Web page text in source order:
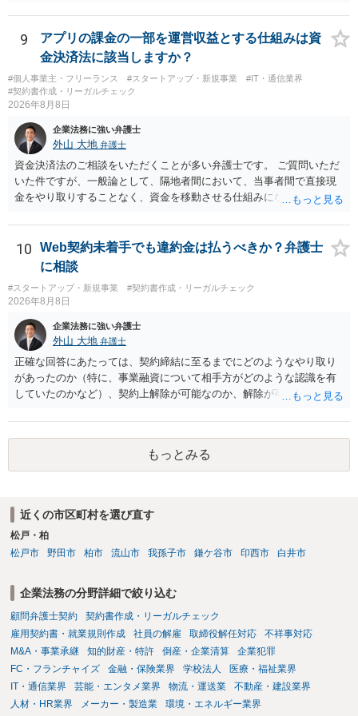
9
アプリの課金の一部を運営収益とする仕組みは資
金決済法に該当しますか？
#個人事業主・フリーランス #スタートアップ・新規事業
#IT・通信業界
#契約書作成・リーガルチェック
2026年8月8日
企業法務に強い弁護士
外山 大地 弁護士
資金決済法のご相談をいただくことが多い弁護士です。 ご質問いただ
いた件ですが、一般論として、隔地者間において、当事者間で直接現
金をやり取りすることなく、資金を移動させる仕組みになりますの
も、為替取引に該当し得る場合であっても、いわゆる収納代行とし
て、資金移動業の規制の対象外となる余地があります。 この点につい
ては、単に「利用者から資金を受け取り、寄付団体に送金する」とい
う資金の流れだけで判断することはできず、アプリの仕組みが利用者
と寄付団体をつなぐプラットフォームとしてどのように位置付けられ
るのか、利用者からの支払がどのような性質のものなのか、寄付の意
思決定や寄付のタイミングがどのように設定されているのかなど、具
体的なサービスの座組を踏まえて検討する必要があります。 そのた
め、現在検討されているアプリについて、資金移動業に該当する可能
性があるか、また、該当する場合にどのようなサービス設計にすれば
資金移動業に該当しない形（収納代行など）で運用できるかについて
は、具体的なサービスの仕組みを確認した上で、個別に弁護士へご相
談いただくことをお勧めいたします。
10
Web契約未着手でも違約金は払うべきか？弁護士
に相談
#スタートアップ・新規事業 #契約書作成・リーガルチェック
2026年8月8日
企業法務に強い弁護士
外山 大地 弁護士
正確な回答にあたっては、契約締結に至るまでにどのようなやり取り
があったのか（特に、事業融資について相手方がどのような認識を有
していたのかなど）、契約上解除が可能なのか、解除が可能であると
的な経緯を踏まえて精査する必要がございます。 そのため、事情をお
伺いした上での検討が必要となりますので、個別に弁護士へのご相談
をご検討いただければと存じます。もっとみる
近くの市区町村を選び直す
松戸・柏
松戸市
野田市 柏市 流山市 我孫子市 鎌ケ谷市 印西市 白井市
企業法務の分野詳細で絞り込む
顧問弁護士契約
契約書作成・リーガルチェック
雇用契約書・就業規則作成
社員の解雇 取締役解任対応
不祥事対応
M&A・事業承継
知的財産・特許 倒産・企業清算
企業犯罪
FC・フランチャイズ
金融・保険業界 学校法人
医療・福祉業界
IT・通信業界
芸能・エンタメ業界 物流・運送業
不動産・建設業界
人材・HR業界
メーカー・製造業 環境・エネルギー業界